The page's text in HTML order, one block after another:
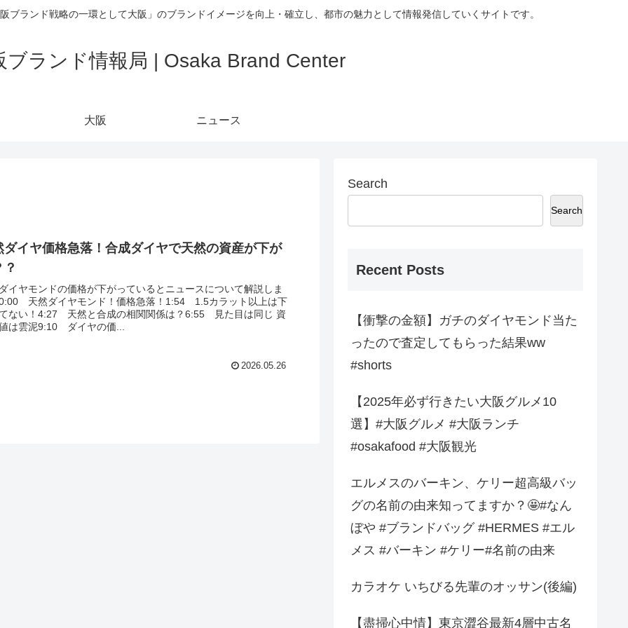
ブランド戦略の一環として大阪」のブランドイメージを向上・確立し、都市の魅力として情報発信していくサイトです。
ブランド情報局 | Osaka Brand Center
大阪 ニュース
ダイヤ価格急落！合成ダイヤで天然の資産が下が
？
イヤモンドの価格が下がっているとニュースについて解説しま
天然ダイヤモンド！価格急落！1:54 1.5カラット以上は下
ない！4:27 天然と合成の相関関係は？6:55 見た目は同じ 資
は雲泥9:10 ダイヤの価...
2026.05.26
Search
Search
Recent Posts
【衝撃の金額】ガチのダイヤモンド当た
ったので査定してもらった結果ww
#shorts
【2025年必ず行きたい大阪グルメ10
選】#大阪グルメ #大阪ランチ
#osakafood #大阪観光
エルメスのバーキン、ケリー超高級バッ
グの名前の由来知ってますか？🤩️#なん
ぼや #ブランドバッグ #HERMES #エル
メス #バーキン #ケリー#名前の由来
カラオケ いちびる先輩のオッサン(後編)
【盡掃心中情】東京澀谷最新4層中古名